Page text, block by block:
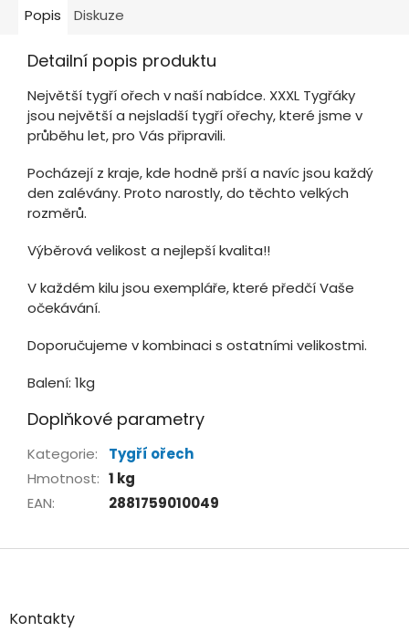
Popis Diskuze
Detailní popis produktu
Největší tygří ořech v naší nabídce. XXXL Tygřáky
jsou největší a nejsladší tygří ořechy, které jsme v
průběhu let, pro Vás připravili.
Pocházejí z kraje, kde hodně prší a navíc jsou každý
den zalévány. Proto narostly, do těchto velkých
rozměrů.
Výběrová velikost a nejlepší kvalita!!
V každém kilu jsou exempláře, které předčí Vaše
očekávání.
Doporučujeme v kombinaci s ostatními velikostmi.
Balení: 1kg
Doplňkové parametry
Kategorie:
Tygří ořech
Hmotnost: 1 kg
EAN: 2881759010049
Z
aKontakty